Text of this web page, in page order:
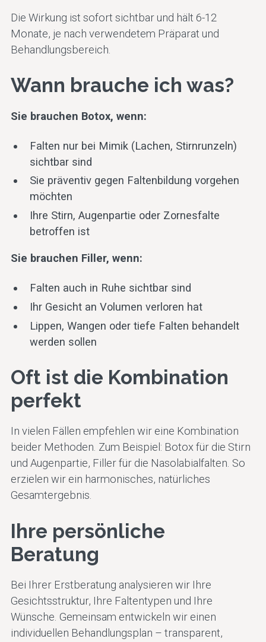
Die Wirkung ist sofort sichtbar und hält 6-12
Monate, je nach verwendetem Präparat und
Behandlungsbereich.
Wann brauche ich was?
Sie brauchen Botox, wenn:
Falten nur bei Mimik (Lachen, Stirnrunzeln)
sichtbar sind
Sie präventiv gegen Faltenbildung vorgehen
möchten
Ihre Stirn, Augenpartie oder Zornesfalte
betroffen ist
Sie brauchen Filler, wenn:
Falten auch in Ruhe sichtbar sind
Ihr Gesicht an Volumen verloren hat
Lippen, Wangen oder tiefe Falten behandelt
werden sollen
Oft ist die Kombination
perfekt
In vielen Fällen empfehlen wir eine Kombination
beider Methoden. Zum Beispiel: Botox für die Stirn
und Augenpartie, Filler für die Nasolabialfalten. So
erzielen wir ein harmonisches, natürliches
Gesamtergebnis.
Ihre persönliche
Beratung
Bei Ihrer Erstberatung analysieren wir Ihre
Gesichtsstruktur, Ihre Faltentypen und Ihre
Wünsche. Gemeinsam entwickeln wir einen
individuellen Behandlungsplan – transparent,